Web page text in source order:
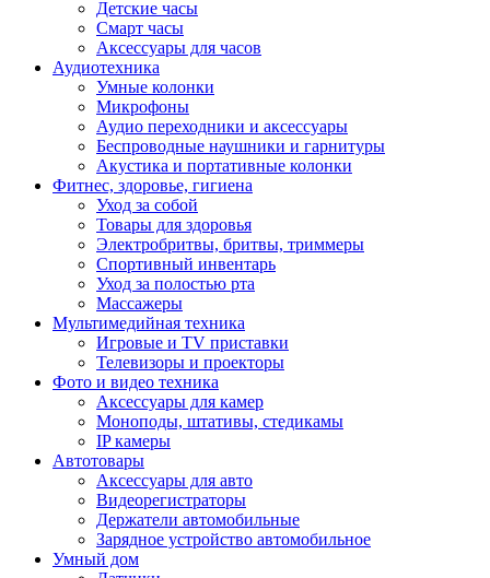
Детские часы
Смарт часы
Аксессуары для часов
Аудиотехника
Умные колонки
Микрофоны
Аудио переходники и аксессуары
Беспроводные наушники и гарнитуры
Акустика и портативные колонки
Фитнес, здоровье, гигиена
Уход за собой
Товары для здоровья
Электробритвы, бритвы, триммеры
Спортивный инвентарь
Уход за полостью рта
Массажеры
Мультимедийная техника
Игровые и TV приставки
Телевизоры и проекторы
Фото и видео техника
Аксессуары для камер
Моноподы, штативы, стедикамы
IP камеры
Автотовары
Аксессуары для авто
Видеорегистраторы
Держатели автомобильные
Зарядное устройство автомобильное
Умный дом